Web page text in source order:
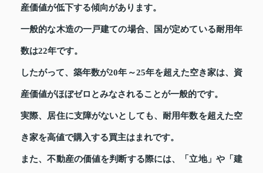
産価値が低下する傾向があります。
一般的な木造の一戸建ての場合、国が定めている耐用年
数は22年です。
したがって、築年数が20年～25年を超えた空き家は、資
産価値がほぼゼロとみなされることが一般的です。
実際、居住に支障がないとしても、耐用年数を超えた空
き家を高値で購入する買主はまれです。
また、不動産の価値を判断する際には、「立地」や「建